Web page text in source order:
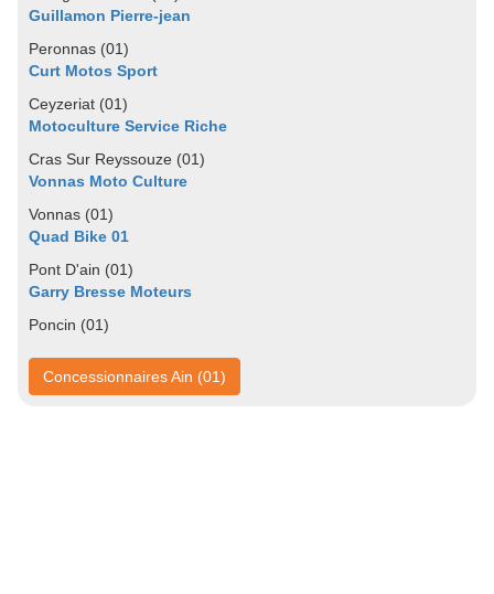
Guillamon Pierre-jean
Peronnas (01)
Curt Motos Sport
Ceyzeriat (01)
Motoculture Service Riche
Cras Sur Reyssouze (01)
Vonnas Moto Culture
Vonnas (01)
Quad Bike 01
Pont D'ain (01)
Garry Bresse Moteurs
Poncin (01)
Concessionnaires Ain (01)